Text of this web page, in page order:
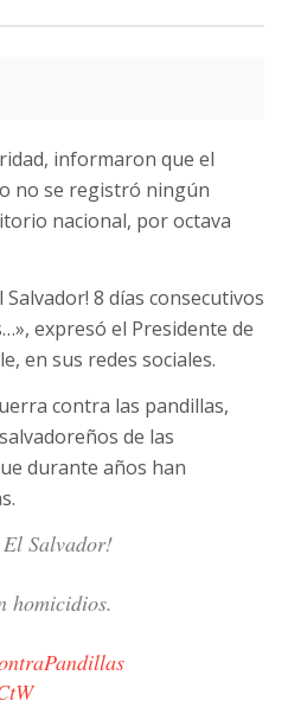
informaron que el
no se registró ningún
nacional, por octava
Salvador! 8 días consecutivos
expresó el Presidente de
en sus redes sociales.
contra las pandillas,
de las
durante años han
El Salvador!
homicidios.